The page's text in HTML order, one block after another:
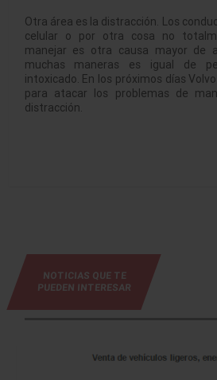
Otra área es la distracción. Los
celular o por otra cosa no
manejar es otra causa mayor de
muchas maneras es igual de
intoxicado. En los próximos días
para atacar los problemas de
distracción.
NOTICIAS QUE TE
PUEDEN INTERESAR